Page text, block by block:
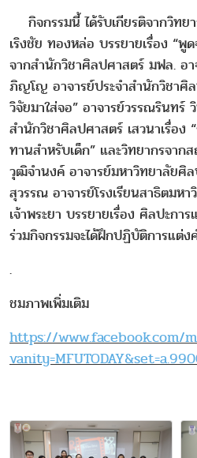
กิจกรรมนี้ ได้รับเกียรติจากวิทย
เริงชัย ทองหล่อ บรรยายเรื่อง “พู
จากสำนักวิชาศิลปศาสตร์ มฟล. อ
ภิญโญ อาจารย์ประจำสำนักวิชาศิ
วิจัยมาใส่จอ” อาจารย์วรรณรินทร์
สำนักวิชาศิลปศาสตร์ เสวนาเรื่อง
ทานสําหรับเด็ก” และวิทยากรจา
วุฒิจำนงค์ อาจารย์มหาวิทยาลัยศิ
สุวรรณ อาจารย์โรงเรียนสาธิตมห
เจ้าพระยา บรรยายเรื่อง ศิลปะกา
ร่วมกิจกรรมจะได้ฝึกปฏิบัติการแต่ง
.
ชมภาพเพิ่มเติม
https://www.facebook.com/